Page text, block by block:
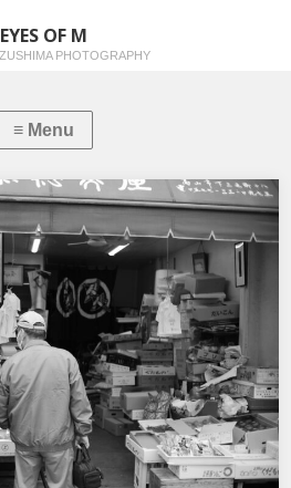
EYES OF M
PHOTOGRAPHY